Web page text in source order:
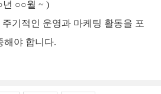
년 ○○월 ~ )
기적인 운영과 마케팅 활동을 포
해야 합니다.